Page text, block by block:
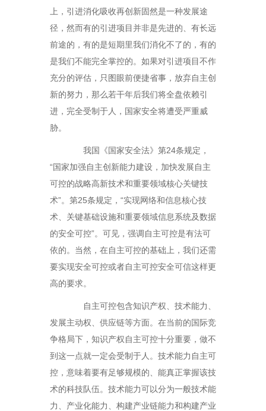
上，引进消化吸收再创新固然是一种发展途
径，然而有的引进项目并非是先进的、有长远
前途的，有的是短期里我们消化不了的，有的
是我们不能完全掌控的。如果对引进项目不作
充分的评估，只图眼前便捷省事，放弃自主创
新的努力，那么若干年后我们将全盘依赖引
进，完全受制于人，国家安全将遭受严重威
胁。
我国《国家安全法》第24条规定，
“国家加强自主创新能力建设，加快发展自主
可控的战略高新技术和重要领域核心关键技
术”。第25条规定，“实现网络和信息核心技
术、关键基础设施和重要领域信息系统及数据
的安全可控”。可见，强调自主可控是有法可
依的。当然，在自主可控的基础上，我们还需
要实现安全可控或者自主可控安全可信这样更
高的要求。
自主可控包含知识产权、技术能力、
发展主动权、供应链等方面。在当前的国际竞
争格局下，知识产权自主可控十分重要，做不
到这一点就一定会受制于人。技术能力自主可
控，意味着要有足够规模的、能真正掌握该技
术的科技队伍。技术能力可以分为一般技术能
力、产业化能力、构建产业链能力和构建产业